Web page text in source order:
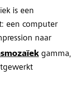
is een
een computer
naar
gamma,